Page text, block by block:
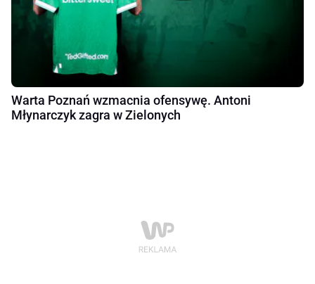
Warta Poznań wzmacnia ofensywę. Antoni
Młynarczyk zagra w Zielonych